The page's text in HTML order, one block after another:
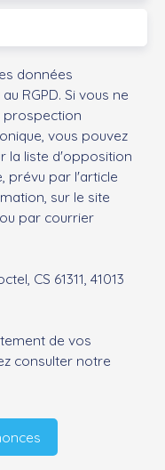
données
RGPD. Si vous ne
prospection
vous pouvez
la liste d'opposition
prévu par l'article
sur le site
par courrier
CS 61311, 41013
de vos
consulter notre